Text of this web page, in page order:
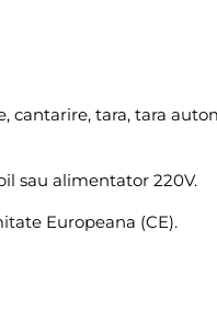
cantarire, tara, tara
sau alimentator 220V.
Europeana (CE).